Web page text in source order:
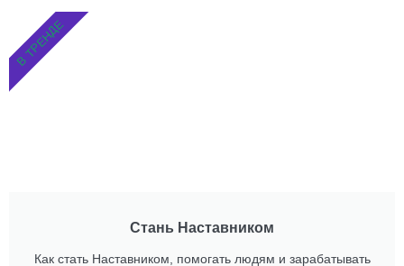
Стань Наставником
Как стать Наставником, помогать людям и зарабатывать
В ТРЕНДЕ